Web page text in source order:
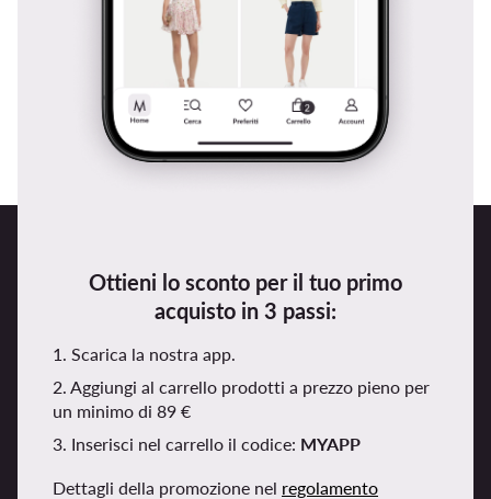
Ottieni lo sconto per il tuo primo
acquisto in 3 passi:
1. Scarica la nostra app.
2. Aggiungi al carrello prodotti a prezzo pieno per
un minimo di 89 €
3. Inserisci nel carrello il codice: MYAPP
Dettagli della promozione nel regolamento